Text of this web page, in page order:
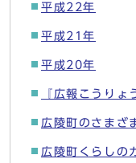
平成22年
平成21年
平成20年
『広報こうりょ
広陵町のさまざ
広陵町くらしの